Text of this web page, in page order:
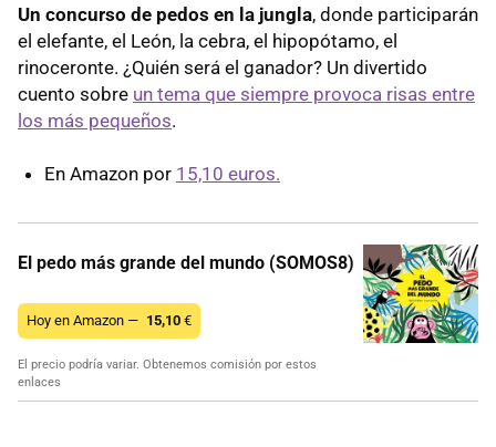
Un concurso de pedos en la jungla, donde participarán
el elefante, el León, la cebra, el hipopótamo, el
rinoceronte. ¿Quién será el ganador? Un divertido
cuento sobre un tema que siempre provoca risas entre
los más pequeños.
En Amazon por 15,10 euros.
El pedo más grande del mundo (SOMOS8)
Hoy en Amazon — 15,10 €
El precio podría variar. Obtenemos comisión por estos
enlaces